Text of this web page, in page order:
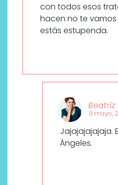
con todos esos
hacen no te
estás estupenda.
Beatriz
8 mayo,
Jajajajajajaja.
Ángeles.